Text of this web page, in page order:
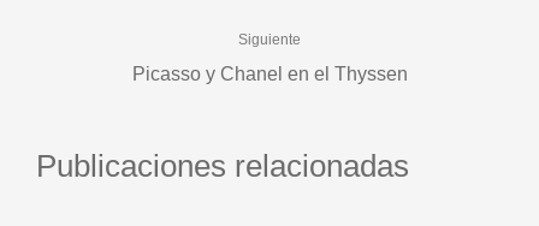
Siguiente
Picasso y Chanel en el Thyssen
Publicaciones relacionadas